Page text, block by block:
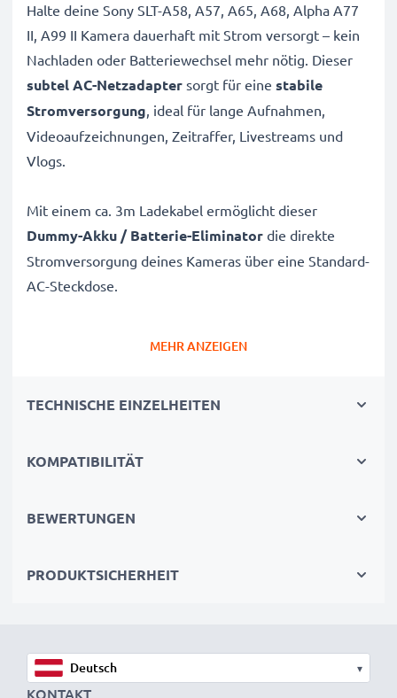
Halte deine Sony SLT-A58, A57, A65, A68, Alpha A77
II, A99 II Kamera dauerhaft mit Strom versorgt – kein
Nachladen oder Batteriewechsel mehr nötig. Dieser
subtel AC-Netzadapter sorgt für eine stabile
Stromversorgung, ideal für lange Aufnahmen,
Videoaufzeichnungen, Zeitraffer, Livestreams und
Vlogs.
Mit einem ca. 3m Ladekabel ermöglicht dieser
Dummy-Akku / Batterie-Eliminator die direkte
Stromversorgung deines Kameras über eine Standard-
AC-Steckdose.
Stromversorgung
Bild-/Videobearbeitung, große Datenübertragungen
✔Unterstützt DC-Laden
Sicheres, langlebiges Design
MEHR ANZEIGEN
TECHNISCHE EINZELHEITEN
KOMPATIBILITÄT
BEWERTUNGEN
PRODUKTSICHERHEIT
▾
KONTAKT